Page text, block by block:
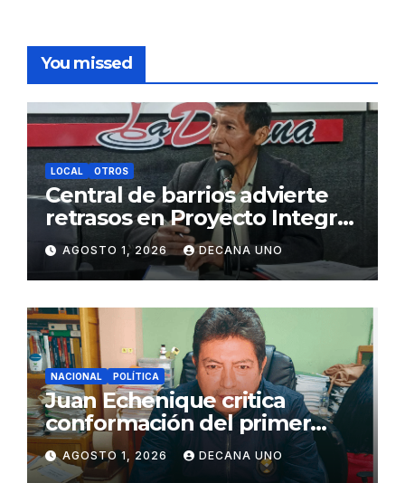
You missed
LOCAL OTROS
Central de barrios advierte
retrasos en Proyecto Integral
de Agua y Alcantarillado para
Juliaca
AGOSTO 1, 2026 DECANA UNO
NACIONAL POLÍTICA
Juan Echenique critica
conformación del primer
gabinete ministerial de Keiko
Fujimori
AGOSTO 1, 2026 DECANA UNO